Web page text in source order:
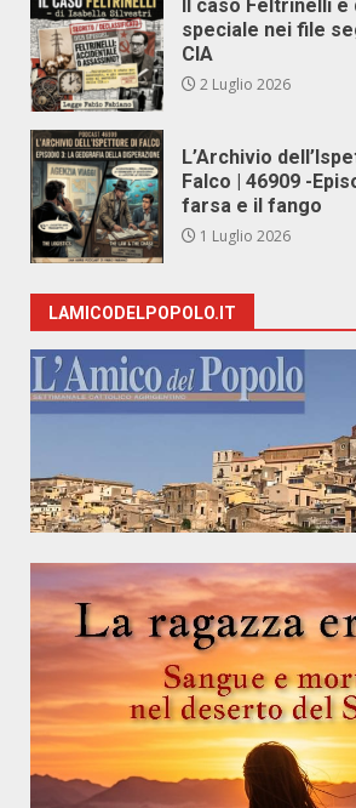
Il caso Feltrinelli
speciale nei file
CIA
2 Luglio 2026
L’Archivio
Falco | 46909 -
farsa e il fango
1 Luglio 2026
LAMICODELPOPOLO.IT